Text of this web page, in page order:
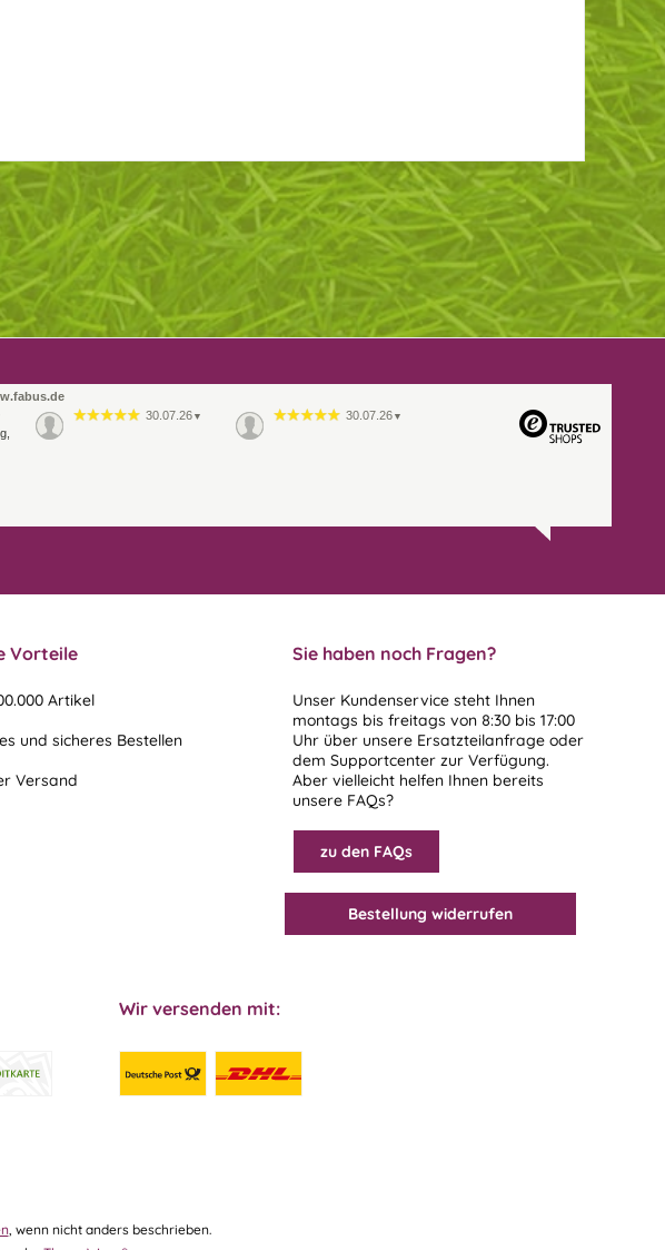
30.07.26 ▼ 30.07.26 ▼
Vorteile
Artikel
und sicheres Bestellen
Versand
Sie haben noch Fragen?
Unser Kundenservice steht Ihnen
montags bis freitags von 8:30 bis 17:00
Uhr über unsere Ersatzteilanfrage oder
dem Supportcenter zur Verfügung.
Aber vielleicht helfen Ihnen bereits
unsere FAQs?
zu den FAQs
Bestellung widerrufen
Wir versenden mit:
, wenn nicht anders beschrieben.